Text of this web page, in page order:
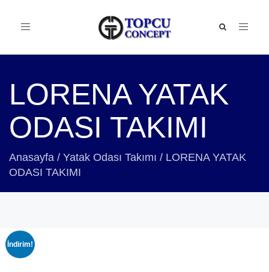
Toggle
LORENA YATAK
ODASI TAKIMI
Anasayfa / Yatak Odası Takımı / LORENA YATAK
ODASI TAKIMI
İndirim!